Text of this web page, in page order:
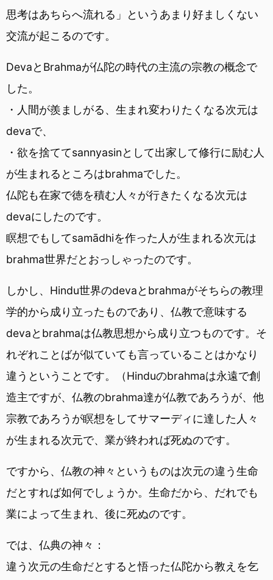
思考はあちらへ流れる」というあまり好ましくない
交流が起こるのです。
DevaとBrahmaが仏陀の時代の主流の宗教の概念で
した。
・人間が羨ましがる、生まれ変わりたくなる次元は
devaで、
・欲を捨ててsannyasinとして出家して修行に励む人
が生まれるところはbrahmaでした。
仏陀も在家で徳を積む人々が行きたくなる次元は
devaにしたのです。
瞑想でもしてsamādhiを作った人が生まれる次元は
brahma世界だとおっしゃったのです。
しかし、Hindu世界のdevaとbrahmaがそちらの教理
学的から成り立ったものであり、仏教で意味する
devaとbrahmaは仏教思想から成り立つものです。そ
れぞれことばが似ていても言っていることはかなり
違うということです。（Hinduのbrahmaは永遠で創
造主ですが、仏教のbrahma達が仏教であろうが、他
宗教であろうが瞑想をしてサマーディに達した人々
が生まれる次元で、業が終われば死ぬのです。
ですから、仏教の神々というものは次元の違う生命
だとすれば如何でしょうか。生命だから、だれでも
業によって生まれ、後に死ぬのです。
では、仏典の神々：
違う次元の生命だとすると悟った仏陀から教えを乞